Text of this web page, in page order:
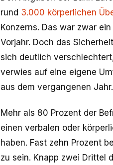
rund 3.000 körperlichen
Konzerns. Das war zwar
Vorjahr. Doch das
sich deutlich
verwies auf eine eigene
aus dem vergangenen Jahr.
Mehr als 80 Prozent der
einen verbalen oder
haben. Fast zehn Prozent
zu sein. Knapp zwei Drittel